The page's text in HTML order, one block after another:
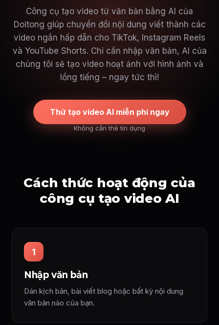
Công cụ tạo video từ văn bản bằng AI của
Doitong giúp chuyển đổi nội dung viết thành các
video ngắn hấp dẫn cho TikTok, Instagram Reels
và YouTube Shorts. Chỉ cần nhập văn bản, AI của
chúng tôi sẽ tạo video hoạt ảnh với hình ảnh và
lồng tiếng – ngay tức thì!
Thử tạo video AI miễn phí ngay
Không cần thẻ tín dụng
Cách thức hoạt động của
công cụ tạo video AI
1
Nhập văn bản
Dán kịch bản, bài viết blog hoặc bất kỳ nội dung
văn bản nào của bạn.